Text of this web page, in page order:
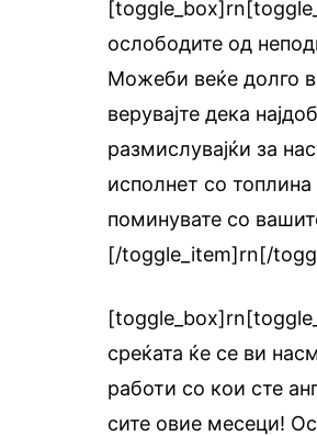
ослободите од
Можеби веќе долго
верувајте дека
размислувајќи за
исполнет со
поминувате со
[/toggle_item]rn[/
среќата ќе се ви
работи со кои сте
сите овие месеци!